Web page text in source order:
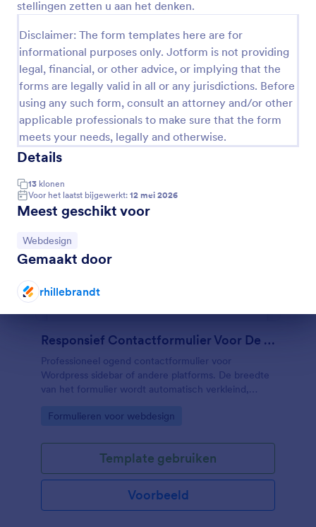
stellingen zetten u aan het denken.
Disclaimer: The form templates here are for
informational purposes only. Jotform is not providing
legal, financial, or other advice, or implying that the
forms are legally valid in all or any jurisdictions. Before
using any such form, consult an attorney and/or other
applicable professionals to make sure that the form
meets your needs, legally and otherwise.
Details
13 klonen
Voor het laatst bijgewerkt: 12 mei 2026
Meest geschikt voor
Ga naar categorie:
Webdesign
Gemaakt door
rhillebrandt
Voorbeeld
Responsief Contactformulier Voor De Wordpress Sidebar
Professioneel ogend contactformulier voor
Wordpress sidebar of andere platforms. De breedte
van het formulier wordt automatisch verkleind,
u het formulier insluit.
Go to Category:
Formulieren voor webdesign
Template gebruiken
Voorbeeld